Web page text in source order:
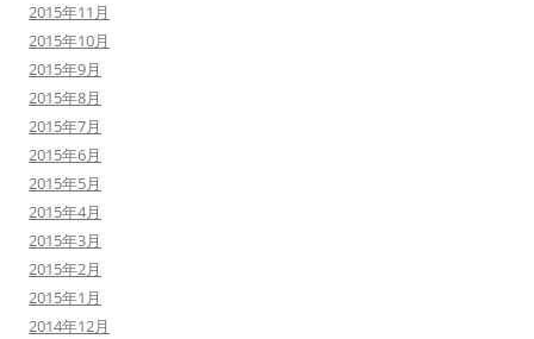
2015年11月
2015年10月
2015年9月
2015年8月
2015年7月
2015年6月
2015年5月
2015年4月
2015年3月
2015年2月
2015年1月
2014年12月